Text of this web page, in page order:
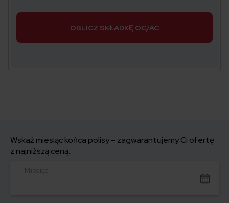
OBLICZ SKŁADKĘ OC/AC
Wskaż miesiąc końca polisy – zagwarantujemy Ci ofertę
z najniższą ceną.
Miesiąc